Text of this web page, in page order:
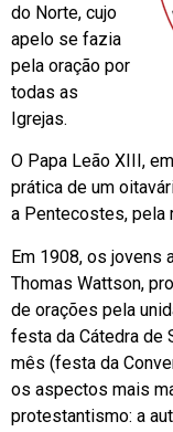
do Norte, cujo
apelo se fazia
pela oração por
todas as
Igrejas.
O Papa Leão XIII,
prática de um
a Pentecostes, pela
Em 1908, os jovens
Thomas Wattson,
de orações pela
festa da Cátedra de
mês (festa da
os aspectos mais
protestantismo: a